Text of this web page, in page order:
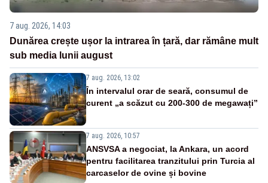
7 aug. 2026, 14:03
Dunărea crește ușor la intrarea în țară, dar rămâne mult
sub media lunii august
7 aug. 2026, 13:02
În intervalul orar de seară, consumul de
curent „a scăzut cu 200-300 de megawați”
7 aug. 2026, 10:57
ANSVSA a negociat, la Ankara, un acord
pentru facilitarea tranzitului prin Turcia al
carcaselor de ovine și bovine